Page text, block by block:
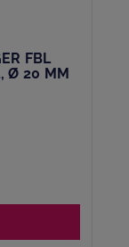
FBL
Ø 20 MM